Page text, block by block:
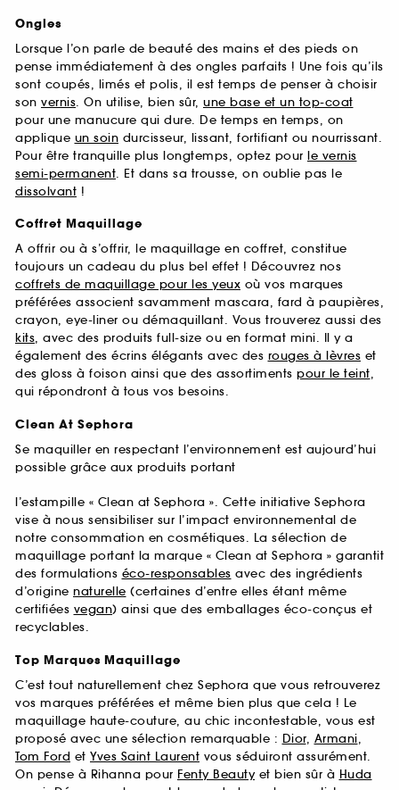
Ongles
Lorsque l’on parle de beauté des mains et des pieds on
pense immédiatement à des ongles parfaits ! Une fois qu’ils
sont coupés, limés et polis, il est temps de penser à choisir
son vernis. On utilise, bien sûr, une base et un top-coat
pour une manucure qui dure. De temps en temps, on
applique un soin durcisseur, lissant, fortifiant ou nourrissant.
Pour être tranquille plus longtemps, optez pour le vernis
semi-permanent. Et dans sa trousse, on oublie pas le
dissolvant !
Coffret Maquillage
A offrir ou à s’offrir, le maquillage en coffret, constitue
toujours un cadeau du plus bel effet ! Découvrez nos
coffrets de maquillage pour les yeux où vos marques
préférées associent savamment mascara, fard à paupières,
crayon, eye-liner ou démaquillant. Vous trouverez aussi des
kits, avec des produits full-size ou en format mini. Il y a
également des écrins élégants avec des rouges à lèvres et
des gloss à foison ainsi que des assortiments pour le teint,
qui répondront à tous vos besoins.
Clean At Sephora
Se maquiller en respectant l’environnement est aujourd’hui
possible grâce aux produits portant
l’estampille « Clean at Sephora ». Cette initiative Sephora
vise à nous sensibiliser sur l’impact environnemental de
notre consommation en cosmétiques. La sélection de
maquillage portant la marque « Clean at Sephora » garantit
des formulations éco-responsables avec des ingrédients
d’origine naturelle (certaines d’entre elles étant même
certifiées vegan) ainsi que des emballages éco-conçus et
recyclables.
Top Marques Maquillage
C’est tout naturellement chez Sephora que vous retrouverez
vos marques préférées et même bien plus que cela ! Le
maquillage haute-couture, au chic incontestable, vous est
proposé avec une sélection remarquable : Dior, Armani,
Tom Ford et Yves Saint Laurent vous séduiront assurément.
On pense à Rihanna pour Fenty Beautyet bien sûr à Huda